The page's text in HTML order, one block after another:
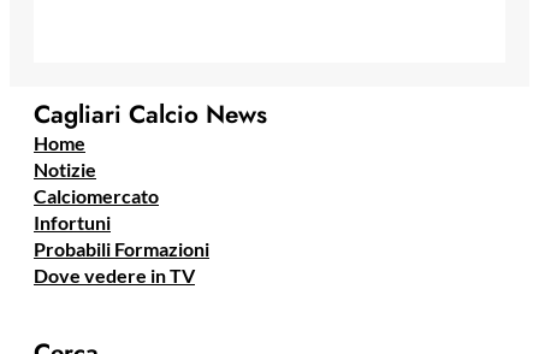
Cagliari Calcio News
Home
Notizie
Calciomercato
Infortuni
Probabili Formazioni
Dove vedere in TV